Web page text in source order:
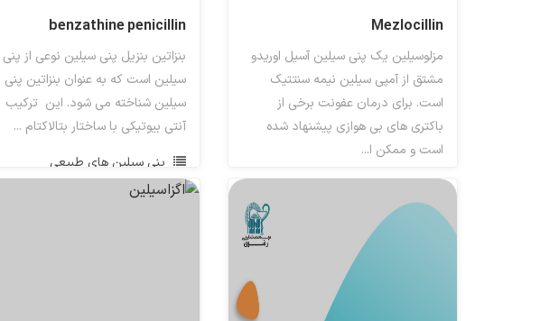
Mezlocillin
مزلوسیلین یک پنی سیلین آسیل اوریدو
مشتق از آمپی سیلین نیمه سنتتیک
است. برای درمان عفونت برخی از
باکتری های بی هوازی پیشنهاد شده
است و ممکن ا...
benzathine penicillin
بنزاتین بنزیل پنی سیلین نوعی از پنی
سیلین است که به عنوان بنزاتین پنی
سیلین شناخته می شود. این ترکیب
آنتی بیوتیکی با ساختار بتالاکتام ...
پنی سیلین های طبیعی